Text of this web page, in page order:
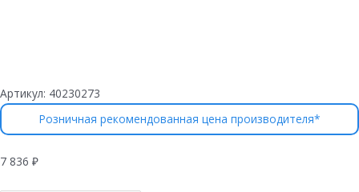
Артикул: 40230273
Розничная рекомендованная цена производителя*
7 836 ₽